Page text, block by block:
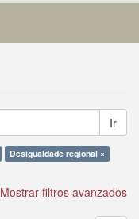
Ir
Desigualdade regional ×
Mostrar filtros avanzados